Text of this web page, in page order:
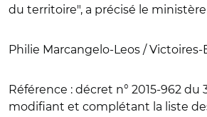
du territoire", a précisé le
Philie Marcangelo-Leos /
Référence : décret n° 2015-962 du
modifiant et complétant la liste